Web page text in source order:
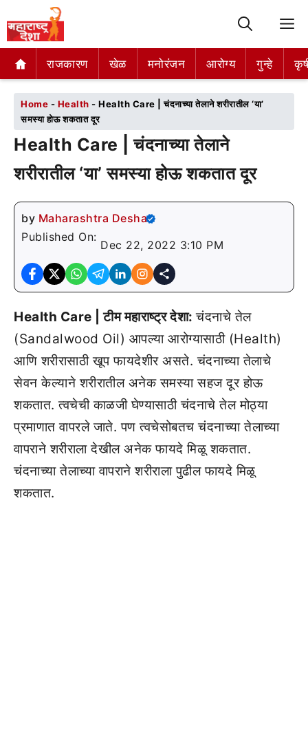
राजकारण खेळ मनोरंजन आरोग्य गुन्हे
राजकारण खेळ मनोरंजन आरोग्य गुन्हे
Home - Health - Health Care | चंदनाच्या तेलाने शरीरातील ‘या’
समस्या होऊ शकतात दूर
Health Care | चंदनाच्या तेलाने
शरीरातील ‘या’ समस्या होऊ शकतात दूर
by Maharashtra Desha
Published On:
Dec 22, 2022 3:10 PM
Health Care | टीम महाराष्ट्र देशा:चंदनाचे तेल
(Sandalwood Oil) आपल्या आरोग्यासाठी (Health)
आणि शरीरासाठी खूप फायदेशीर असते. चंदनाच्या तेलाचे
सेवन केल्याने शरीरातील अनेक समस्या सहज दूर होऊ
शकतात. त्वचेची काळजी घेण्यासाठी चंदनाचे तेल मोठ्या
प्रमाणात वापरले जाते. पण त्वचेसोबतच चंदनाच्या तेलाच्या
वापराने शरीराला देखील अनेक फायदे मिळू शकतात.
चंदनाच्या तेलाच्या वापराने शरीराला पुढील फायदे मिळू
शकतात.